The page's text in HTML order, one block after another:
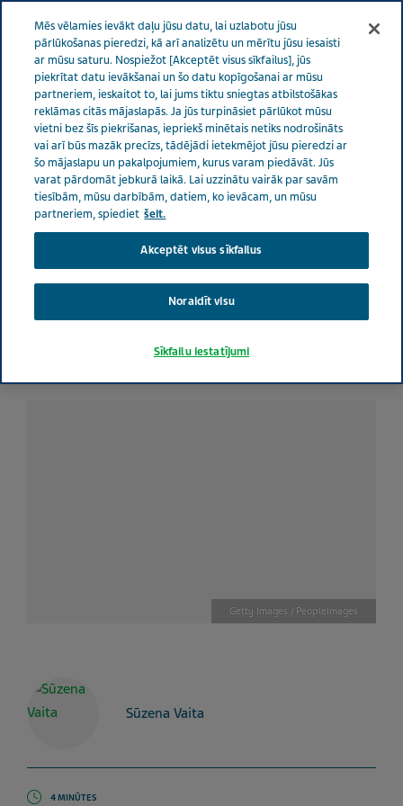
Latvia Rūpes par veselību Visi stāsti
Just stabilitāti un
būt pateicīgam: Kā aprūpētājiem tikt galā jaunās pasaules kārtības
apstākļos
Just stabilitāti un būt
pateicīgam: Kā
aprūpētājiem tikt galā
jaunās pasaules kārtības
Getty Images / PeopleImages
Sūzena Vaita
4 MINŪTES
Mēs vēlamies ievākt daļu jūsu datu, lai uzlabotu jūsu
pārlūkošanas pieredzi, kā arī analizētu un mērītu jūsu iesaisti
ar mūsu saturu. Nospiežot [Akceptēt visus sīkfailus], jūs
piekrītat datu ievākšanai un šo datu kopīgošanai ar mūsu
partneriem, ieskaitot to, lai jums tiktu sniegtas atbilstošākas
reklāmas citās mājaslapās. Ja jūs turpināsiet pārlūkot mūsu
vietni bez šīs piekrišanas, iepriekš minētais netiks nodrošināts
vai arī būs mazāk precīzs, tādējādi ietekmējot jūsu pieredzi ar
šo mājaslapu un pakalpojumiem, kurus varam piedāvāt. Jūs
varat pārdomāt jebkurā laikā. Lai uzzinātu vairāk par savām
tiesībām, mūsu darbībām, datiem, ko ievācam, un mūsu
partneriem, spiediet šeit.
Akceptēt visus sīkfailus
Noraidīt visu
Sīkfailu iestatījumi